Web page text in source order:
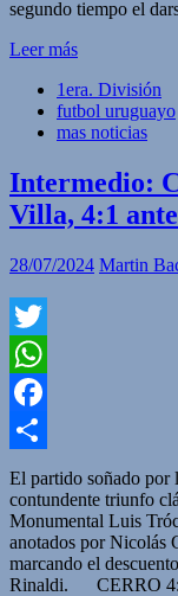
segundo tiempo el
Leer más
1era. División
futbol uruguayo
mas noticias
Intermedio:
Villa, 4:1
28/07/2024 Martin
Twitter
WhatsApp
Facebook
Compartir
El partido soñado por
contundente triunfo
Monumental Luis
anotados por Nicolás
marcando el
Rinaldi. CERRO